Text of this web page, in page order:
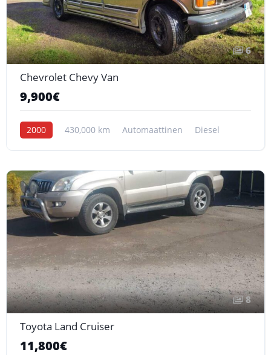
6
Chevrolet Chevy Van
9,900€
2000 430,000 km Automaattinen Diesel
8
Toyota Land Cruiser
11,800€